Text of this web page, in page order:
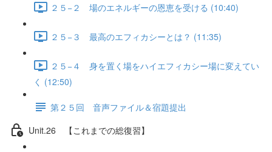
２５−２ 場のエネルギーの恩恵を受ける (10:40)
２５−３ 最高のエフィカシーとは？ (11:35)
２５−４ 身を置く場をハイエフィカシー場に変えてい
く (12:50)
第２５回 音声ファイル＆宿題提出
Unit.26 【これまでの総復習】